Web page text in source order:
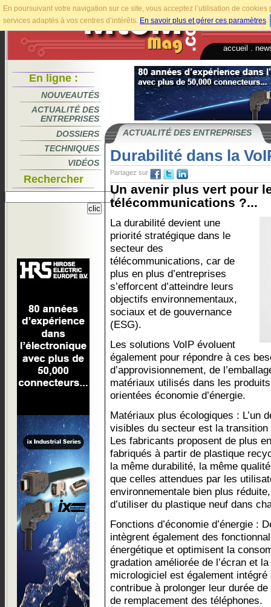
En poursuivant votre navigation sur ce site, vous acceptez l’utilisation de
services adaptés à vos centres d’intérêts. En savoir plus et gérer ces paramètres.
accueil
En ligne :
NOUVEAUTÉS
ACTUALITÉ DES
ENTREPRISES
DOSSIERS
TECHNIQUES
VIDÉOS
Rechercher
ACTUALITÉ DES ENTREPRISES
Durabilité dans la
Partagez sur
Un avenir plus vert pour
télécommunications ?...
La durabilité devient une
priorité stratégique dans le
secteur des
télécommunications, car de
plus en plus d’entreprises
s’efforcent d’atteindre leurs
objectifs environnementaux,
sociaux et de gouvernance
(ESG).
Les solutions VoIP évoluent
également pour répondre à ces
d’approvisionnement, de
matériaux utilisés dans les
orientées économie d’énergie.
Matériaux plus écologiques : L’un
visibles du secteur est la
Les fabricants proposent de plus
fabriqués à partir de plastique
la même durabilité, la même
que celles attendues par les
environnementale bien plus
d’utiliser du plastique neuf dans
Fonctions d’économie d’énergie :
intègrent également des
énergétique et optimisent la
gradation améliorée de l’écran et
micrologiciel est également
contribue à prolonger leur durée
de remplacement des téléphones.